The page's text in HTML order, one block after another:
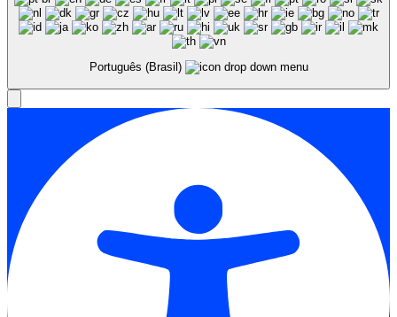
Português (Brasil)